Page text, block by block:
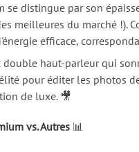
distingue par son
meilleures du marché !).
efficace,
haut-parleur qui
pour éditer les photos
de luxe. 🎥
vs. Autres📊